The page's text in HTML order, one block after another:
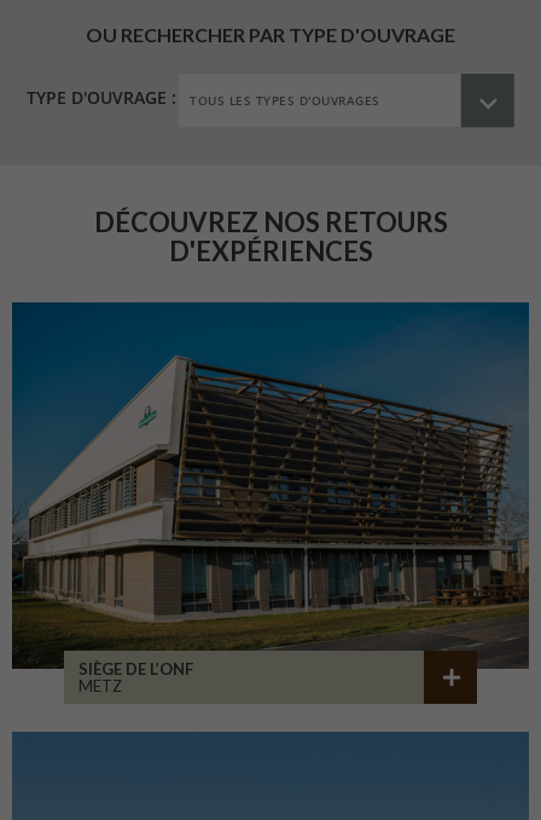
OU RECHERCHER PAR TYPE D'OUVRAGE
TYPE D'OUVRAGE :
DÉCOUVREZ NOS RETOURS
D'EXPÉRIENCES
SIÈGE DE L’ONF
METZ